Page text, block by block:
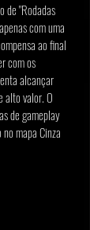
de "Rodadas
com uma
ao final
com os
alcançar
alto valor. O
de gameplay
mapa Cinza